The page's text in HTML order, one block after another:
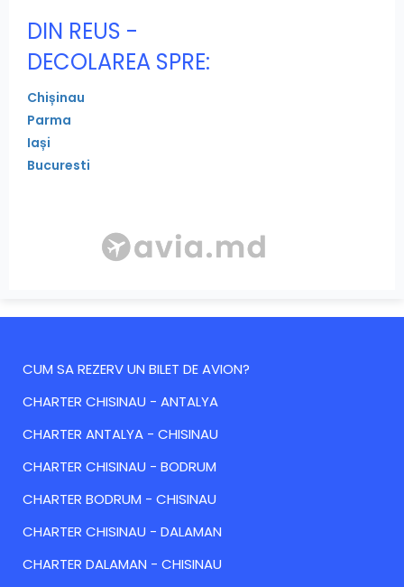
DIN REUS -
DECOLAREA SPRE:
Chișinau
Parma
Iași
Bucuresti
CUM SA REZERV UN BILET DE AVION?
CHARTER CHISINAU - ANTALYA
CHARTER ANTALYA - CHISINAU
CHARTER CHISINAU - BODRUM
CHARTER BODRUM - CHISINAU
CHARTER CHISINAU - DALAMAN
CHARTER DALAMAN - CHISINAU